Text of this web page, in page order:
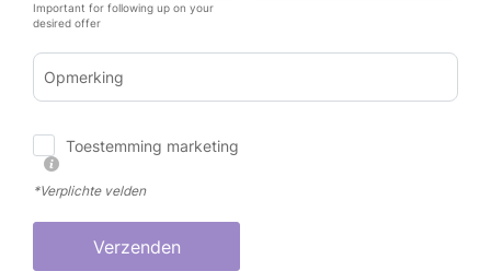
Important for following up on your
desired offer
Opmerking
Toestemming marketing
*Verplichte velden
Verzenden